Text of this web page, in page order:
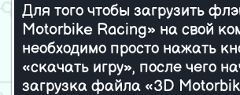
Для того чтобы загрузить
Motorbike Racing» на свой
необходимо просто нажать
«скачать игру», после чего
загрузка файла «3D